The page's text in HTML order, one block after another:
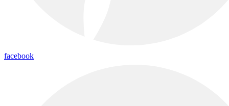
facebook